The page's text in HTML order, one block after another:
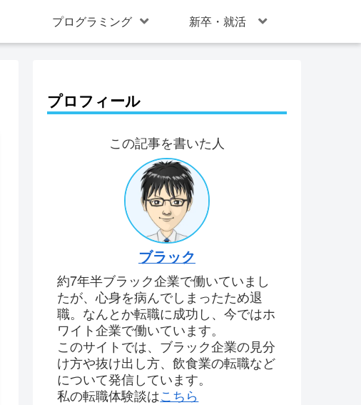
プログラミング 新卒・就活
プロフィール
この記事を書いた人
ブラック
約7年半ブラック企業で働いていまし
たが、心身を病んでしまったため退
職。なんとか転職に成功し、今ではホ
ワイト企業で働いています。
このサイトでは、ブラック企業の見分
け方や抜け出し方、飲食業の転職など
について発信しています。
私の転職体験談はこちら